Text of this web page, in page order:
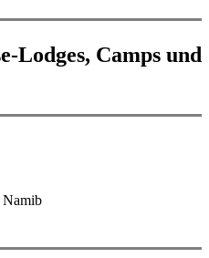
Lodges, Camps und
Namib